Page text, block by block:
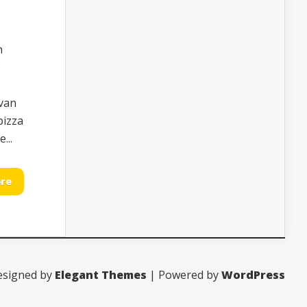
by Elegant Themes | Powered byWordPress